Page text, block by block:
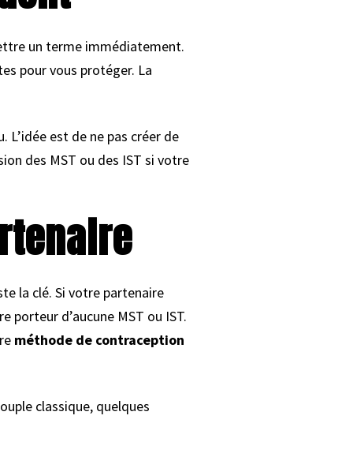
un terme immédiatement.
pour vous protéger. La
est de ne pas créer de
des MST ou des IST si votre
la clé. Si votre partenaire
porteur d’aucune MST ou IST.
méthode de contraception
classique, quelques